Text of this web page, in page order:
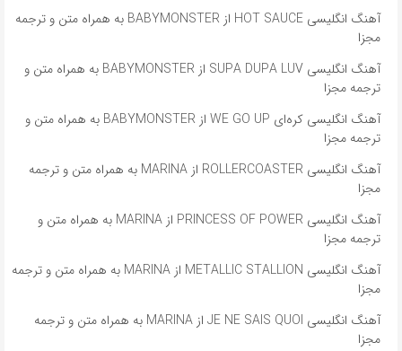
آهنگ انگلیسی HOT SAUCE از BABYMONSTER به همراه متن و ترجمه
مجزا
آهنگ انگلیسی SUPA DUPA LUV از BABYMONSTER به همراه متن و
ترجمه مجزا
آهنگ انگلیسی کره‌ای WE GO UP از BABYMONSTER به همراه متن و
ترجمه مجزا
آهنگ انگلیسی ROLLERCOASTER از MARINA به همراه متن و ترجمه
مجزا
آهنگ انگلیسی PRINCESS OF POWER از MARINA به همراه متن و
ترجمه مجزا
آهنگ انگلیسی METALLIC STALLION از MARINA به همراه متن و ترجمه
مجزا
آهنگ انگلیسی JE NE SAIS QUOI از MARINA به همراه متن و ترجمه
مجزا